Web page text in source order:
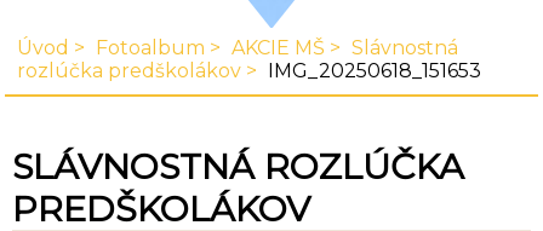
Úvod Fotoalbum AKCIE MŠ
Slávnostná
rozlúčka predškolákov
IMG_20250618_151653
SLÁVNOSTNÁ ROZLÚČKA
PREDŠKOLÁKOV